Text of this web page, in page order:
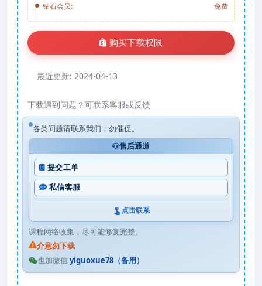
钻石会员:
免费
购买下载权限
最近更新: 2024-04-13
下载遇到问题？可联系客服或反馈
各类问题请联系我们，勿催促。
售后通道
提交工单
私信客服
点击联系
课程网络收集，尽可能修复完整。
介意勿下载
也加微信yiguoxue78（备用）